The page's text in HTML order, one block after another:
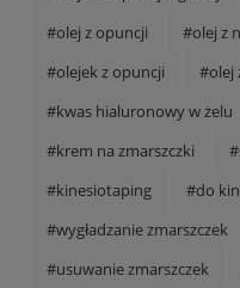
#olej z opuncji
#olej z
#olejek z opuncji
#olej
#kwas hialuronowy w żelu
#krem na zmarszczki
#kinesiotaping
#do
#wygładzanie zmarszczek
#usuwanie zmarszczek